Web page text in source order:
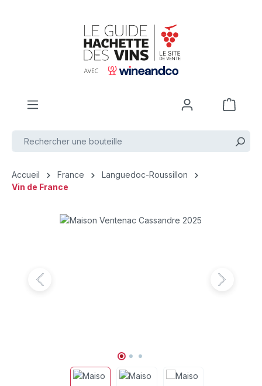
Accueil France
Languedoc-Roussillon
Vin de France
Ignorer la galerie d'images